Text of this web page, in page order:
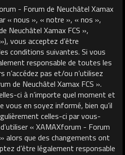
- Forum de Neuchâtel Xamax
« nous », « notre », « nos »,
Neuchâtel Xamax FCS »,
vous acceptez d’être
conditions suivantes. Si vous
responsable de toutes les
pas et/ou n’utilisez
de Neuchâtel Xamax FCS ».
ci à n’importe quel moment et
en soyez informé, bien qu’il
celles-ci par vous-
« XAMAXforum - Forum
alors que des changements ont
d’être légalement responsable